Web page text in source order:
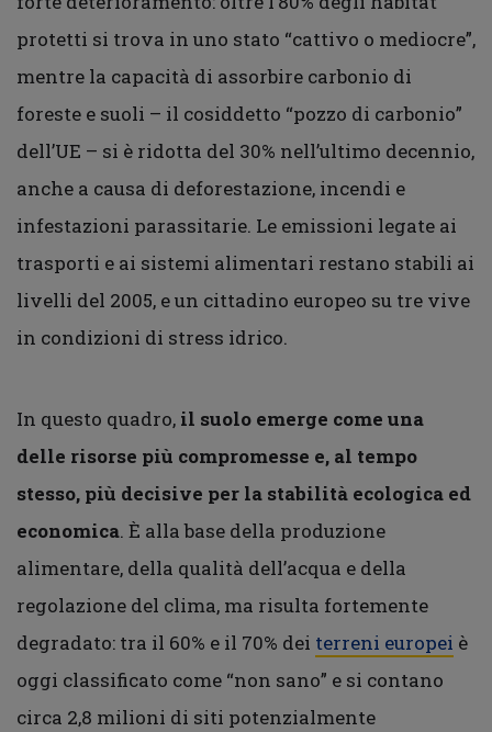
protetti si trova in uno stato “cattivo o mediocre”,
mentre la capacità di assorbire carbonio di
foreste e suoli – il cosiddetto “pozzo di carbonio”
dell’UE – si è ridotta del 30% nell’ultimo decennio,
anche a causa di deforestazione, incendi e
infestazioni parassitarie. Le emissioni legate ai
trasporti e ai sistemi alimentari restano stabili ai
livelli del 2005, e un cittadino europeo su tre vive
in condizioni di stress idrico.
In questo quadro, il suolo emerge come una
delle risorse più compromesse e, al tempo
stesso, più decisive per la stabilità ecologica ed
economica. È alla base della produzione
alimentare, della qualità dell’acqua e della
regolazione del clima, ma risulta fortemente
degradato: tra il 60% e il 70% dei terreni europei è
oggi classificato come “non sano” e si contano
circa 2,8 milioni di siti potenzialmente